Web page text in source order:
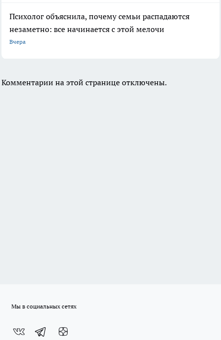
Психолог объяснила, почему семьи распадаются
незаметно: все начинается с этой мелочи
Вчера
Комментарии на этой странице отключены.
Мы в социальных сетях